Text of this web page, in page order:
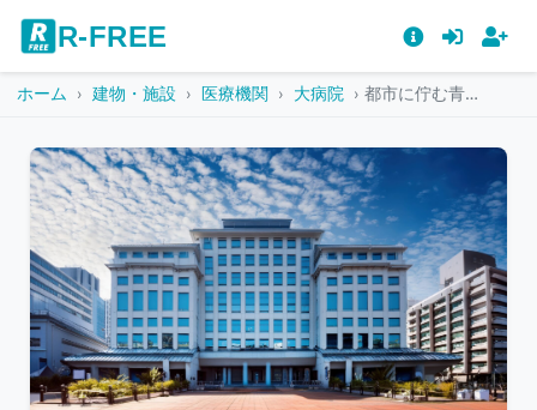
R-FREE
ホーム 建物・施設 医療機関 大病院 都市に佇む青い大学校舎